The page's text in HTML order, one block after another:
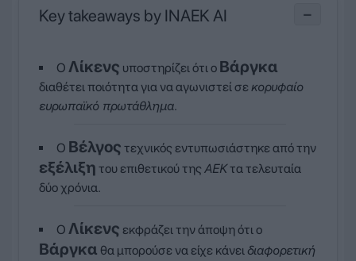
Key takeaways by INAEK AI −
Ο Λίκενς υποστηρίζει ότι ο Βάργκα
διαθέτει ποιότητα για να αγωνιστεί σε κορυφαίο
ευρωπαϊκό πρωτάθλημα.
Ο Βέλγος τεχνικός εντυπωσιάστηκε από την
εξέλιξη του επιθετικού της ΑΕΚτα τελευταία
δύο χρόνια.
Ο Λίκενς εκφράζει την άποψη ότι ο
Βάργκα θα μπορούσε να είχε κάνει διαφορετική